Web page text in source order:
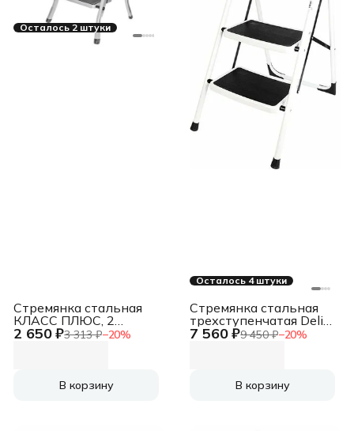
Осталось 2 штуки
2 650 ₽3 313 ₽−20%
Стремянка стальная
КЛАСС ПЛЮС, 2
ШИРОКИЕ СТУПЕНИ
В корзину
Осталось 4 штуки
7 560 ₽9 450 ₽−20%
Стремянка стальная
трехступенчатая Deli
DL509013 макс.высота
В корзину